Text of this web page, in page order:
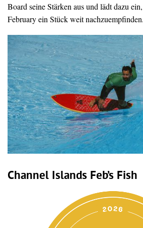
Board seine Stärken aus und lädt dazu
February ein Stück weit nachzuempfinden.
Channel Islands Feb’s Fish